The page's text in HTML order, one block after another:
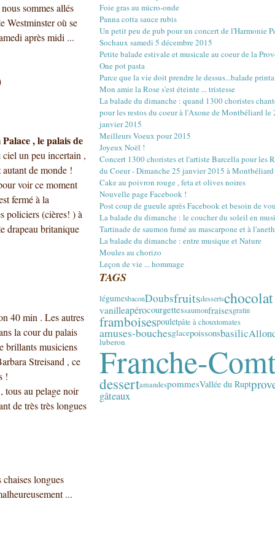
sommes allés
Westminster où se
après midi ...
, le palais de
un peu incertain ,
de monde !
voir ce moment
fermé à la
policiers (cières! ) à
drapeau britanique
40 min . Les autres
la cour du palais
brillants musiciens
Streisand , ce
!
tous au pelage noir
de très très longues
longues
...
Février(3)
Janvier(4)
Février(12)
Janvier(10)
Avril(18)
Mars(14)
Février(12)
Janvier(17)
Mai(20)
Avril(20)
Mars(22)
Février(18)
Janvier(18)
Juin(20)
Mai(18)
Avril(16)
Mars (18)
Février(17)
Janvier(16)
Juillet(13)
Juin(21)
Mai(23)
Avril (27)
Mars(29)
Février(30)
Janvier(4)
Foie gras au micro-onde
Panna cotta sauce rubis
Un petit peu de pub pour un concert de l'Harmonie
Sochaux samedi 5 décembre 2015
Petite balade estivale et musicale au coeur de la
One pot pasta
Parce que la vie doit prendre le dessus...balade
Mon amie la Rose s'est éteinte ... tristesse
La balade du dimanche : quand 1300 choristes
pour les restos du coeur à l'Axone de Montbéliard le
janvier 2015
Meilleurs Voeux pour 2015
Joyeux Noël !
Concert 1300 choristes et l'artiste Barcella pour les
du Coeur - Dimanche 25 janvier 2015 à
Cake au poivron rouge , feta et olives noires
Nouvelle page Facebook !
Post coup de gueule après Facebook et besoin de
La balade du dimanche : le coucher du soleil en
Tartinade de saumon fumé au mascarpone et à l'aneth
La balade du dimanche : entre musique et Nature
Moules au chorizo
Leçon de vie ... hommage
TAGS
légumesbaconDoubsfruitsdessertschocolat
vanilleapérocourgettessaumonfraisesgratin
framboisespouletpâte à chouxtomates
amuses-bouchesglacepoissonsbasilic
luberon
Franche-
dessertamandespommesVallée du Rupt
gâteaux